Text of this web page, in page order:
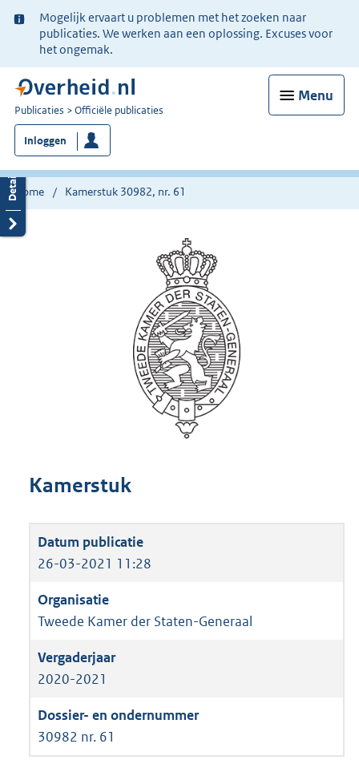
Ter
informatie:
Mogelijk ervaart u problemen met het zoeken naar
publicaties. We werken aan een oplossing. Excuses voor
het ongemak.
Menu
U
bent
nu
hier:
Publicaties Officiële publicaties
Inloggen
Home Kamerstuk 30982, nr. 61
Kamerstuk
26-03-2021 11:28
Tweede Kamer der Staten-Generaal
2020-2021
30982 nr. 61